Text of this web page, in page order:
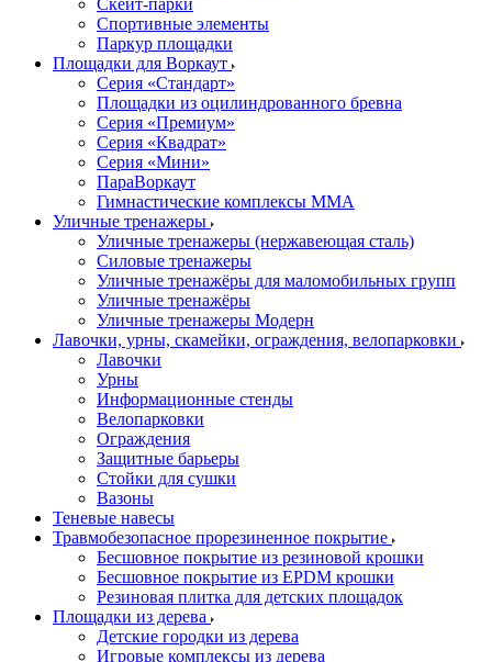
Скейт-парки
Спортивные элементы
Паркур площадки
Площадки для Воркаут
Серия «Стандарт»
Площадки из оцилиндрованного бревна
Серия «Премиум»
Серия «Квадрат»
Серия «Мини»
ПараВоркаут
Гимнастические комплексы ММА
Уличные тренажеры
Уличные тренажеры (нержавеющая сталь)
Силовые тренажеры
Уличные тренажёры для маломобильных групп
Уличные тренажёры
Уличные тренажеры Модерн
Лавочки, урны, скамейки, ограждения, велопарковки
Лавочки
Урны
Информационные стенды
Велопарковки
Ограждения
Защитные барьеры
Стойки для сушки
Вазоны
Теневые навесы
Травмобезопасное прорезиненное покрытие
Бесшовное покрытие из резиновой крошки
Бесшовное покрытие из EPDM крошки
Резиновая плитка для детских площадок
Площадки из дерева
Детские городки из дерева
Игровые комплексы из дерева